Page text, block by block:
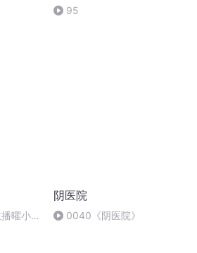
95
曜小
阴医院
0040《阴医院》